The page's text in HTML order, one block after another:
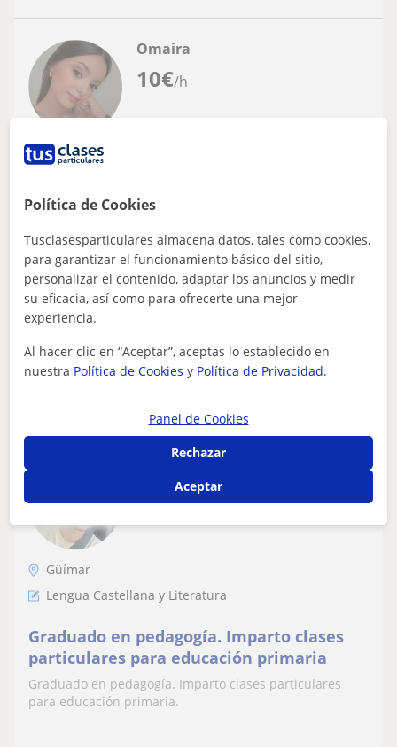
10€/h
Omaira
Santa Cruz De Tenerife, Cande...
Universidad de La Laguna. Puedo ofrecer
clases particulares de lengua,
matemáticas e inglés.
Mis clases irán dirigidas a alumnos/as de Educación
Infantil y Primaria. Me implico mucho en la enseñanza
del alumno/a, donde pondré todo m...
ver más Contactar
/h
Güímar
Lengua Castellana y Literatura
Graduado en pedagogía. Imparto clases
particulares para educación primaria
Graduado en pedagogía. Imparto clases particulares
para educación primaria.
Política de Cookies
Tusclasesparticulares almacena datos, tales como cookies,
para garantizar el funcionamiento básico del sitio,
personalizar el contenido, adaptar los anuncios y medir
su eficacia, así como para ofrecerte una mejor
experiencia.
Al hacer clic en “Aceptar”, aceptas lo establecido en
nuestra Política de Cookies y Política de Privacidad.
Panel de Cookies
Rechazar
Aceptar